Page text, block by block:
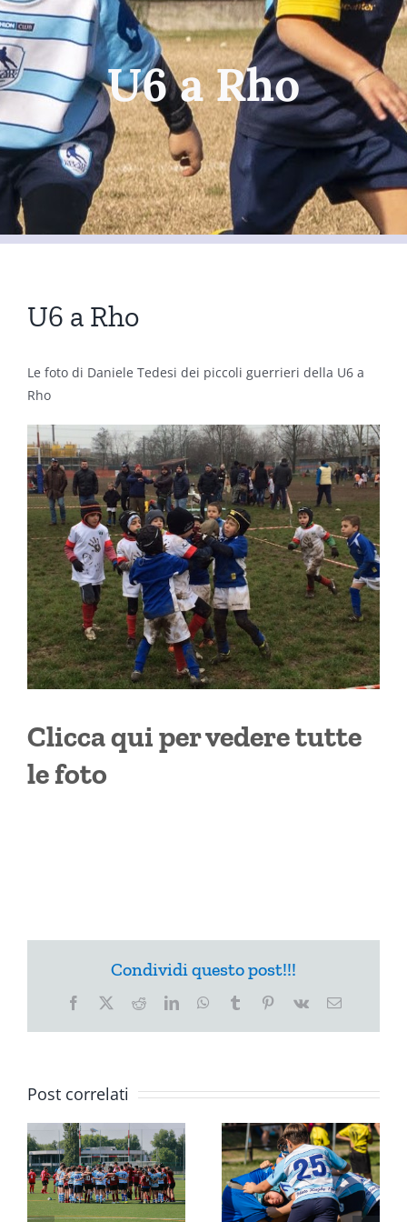
U6 a Rho
U6 a Rho
Le foto di Daniele Tedesi dei piccoli guerrieri della U6 a
Rho
Clicca qui per vedere tutte
le foto
Condividi questo post!!!
Facebook
X RedditLinkedInWhatsApp
Tumblr Pinterest
Vk Email
Post correlati